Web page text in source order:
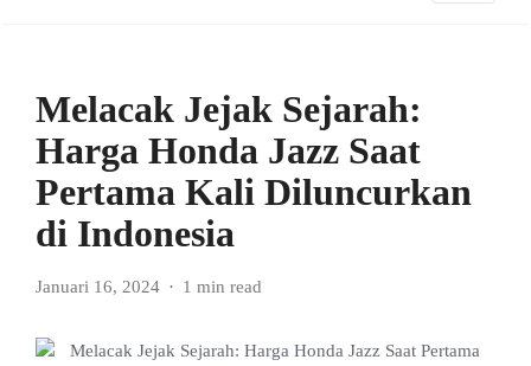
Melacak Jejak Sejarah:
Harga Honda Jazz Saat
Pertama Kali Diluncurkan
di Indonesia
Januari 16, 2024 1 min read